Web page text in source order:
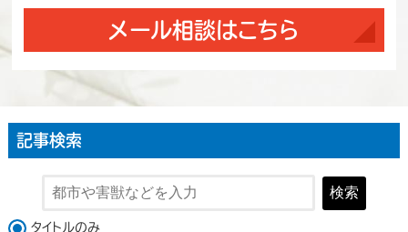
メール相談はこちら
記事検索
検索
検索対象
タイトルのみ